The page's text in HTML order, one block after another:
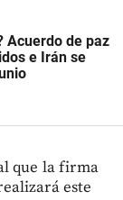
Acuerdo de paz
e Irán se
que la firma
este